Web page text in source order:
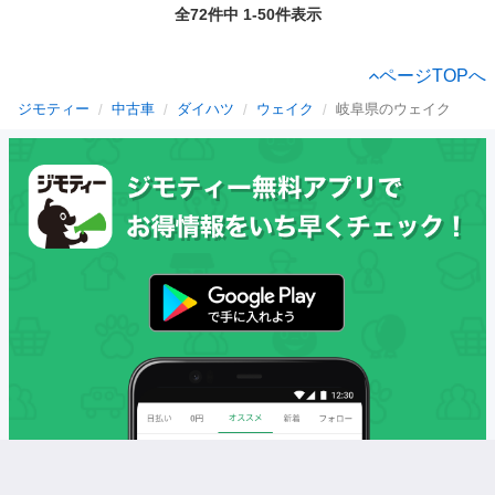
全72件中 1-50件表示
ページTOPへ
ジモティー 中古車 ダイハツ ウェイク 岐阜県のウェイク